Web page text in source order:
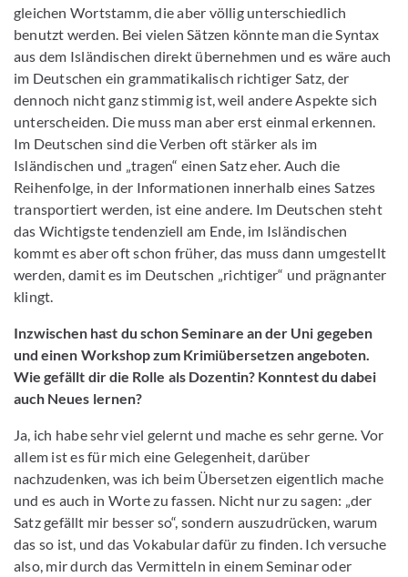
gleichen Wortstamm, die aber völlig unterschiedlich
benutzt werden. Bei vielen Sätzen könnte man die Syntax
aus dem Isländischen direkt übernehmen und es wäre auch
im Deutschen ein grammatikalisch richtiger Satz, der
dennoch nicht ganz stimmig ist, weil andere Aspekte sich
unterscheiden. Die muss man aber erst einmal erkennen.
Im Deutschen sind die Verben oft stärker als im
Isländischen und „tragen“ einen Satz eher. Auch die
Reihenfolge, in der Informationen innerhalb eines Satzes
transportiert werden, ist eine andere. Im Deutschen steht
das Wichtigste tendenziell am Ende, im Isländischen
kommt es aber oft schon früher, das muss dann umgestellt
werden, damit es im Deutschen „richtiger“ und prägnanter
klingt.
Inzwischen hast du schon Seminare an der Uni gegeben
und einen Workshop zum Krimiübersetzen angeboten.
Wie gefällt dir die Rolle als Dozentin? Konntest du dabei
auch Neues lernen?
Ja, ich habe sehr viel gelernt und mache es sehr gerne. Vor
allem ist es für mich eine Gelegenheit, darüber
nachzudenken, was ich beim Übersetzen eigentlich mache
und es auch in Worte zu fassen. Nicht nur zu sagen: „der
Satz gefällt mir besser so“, sondern auszudrücken, warum
das so ist, und das Vokabular dafür zu finden. Ich versuche
also, mir durch das Vermitteln in einem Seminar oder